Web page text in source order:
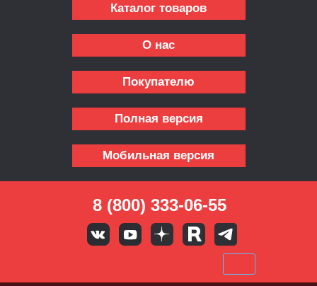
Каталог товаров
О нас
Покупателю
Полная версия
Мобильная версия
8 (800) 333-06-55